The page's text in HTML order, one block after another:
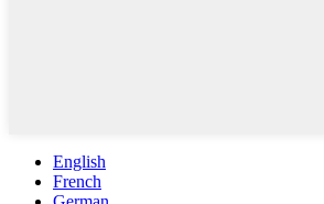
English
French